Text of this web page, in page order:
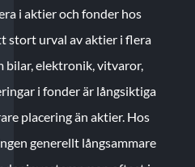
i aktier och fonder hos
stort urval av aktier i flera
bilar, elektronik, vitvaror,
i fonder är långsiktiga
placering än aktier. Hos
generellt långsammare